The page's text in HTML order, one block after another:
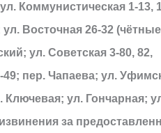
Коммунистическая 1-13,
Восточная 26-32
ул. Советская 3-80, 82,
49; пер. Чапаева; ул.
ул. Гончарная;
за